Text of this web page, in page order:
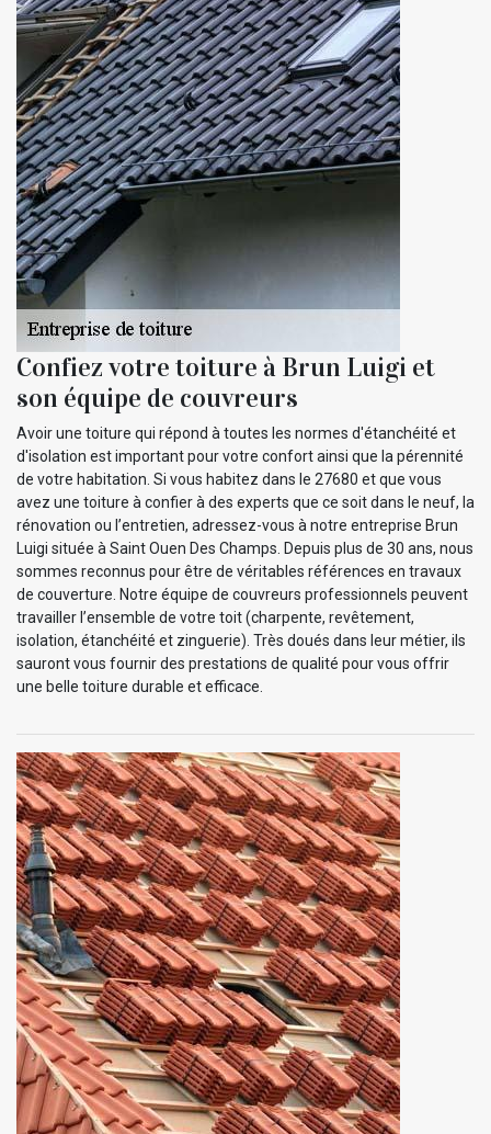
Confiez votre toiture à Brun Luigi et
son équipe de couvreurs
Avoir une toiture qui répond à toutes les normes d'étanchéité et
d'isolation est important pour votre confort ainsi que la pérennité
de votre habitation. Si vous habitez dans le 27680 et que vous
avez une toiture à confier à des experts que ce soit dans le neuf, la
rénovation ou l’entretien, adressez-vous à notre entreprise Brun
Luigi située à Saint Ouen Des Champs. Depuis plus de 30 ans, nous
sommes reconnus pour être de véritables références en travaux
de couverture. Notre équipe de couvreurs professionnels peuvent
travailler l’ensemble de votre toit (charpente, revêtement,
isolation, étanchéité et zinguerie). Très doués dans leur métier, ils
sauront vous fournir des prestations de qualité pour vous offrir
une belle toiture durable et efficace.